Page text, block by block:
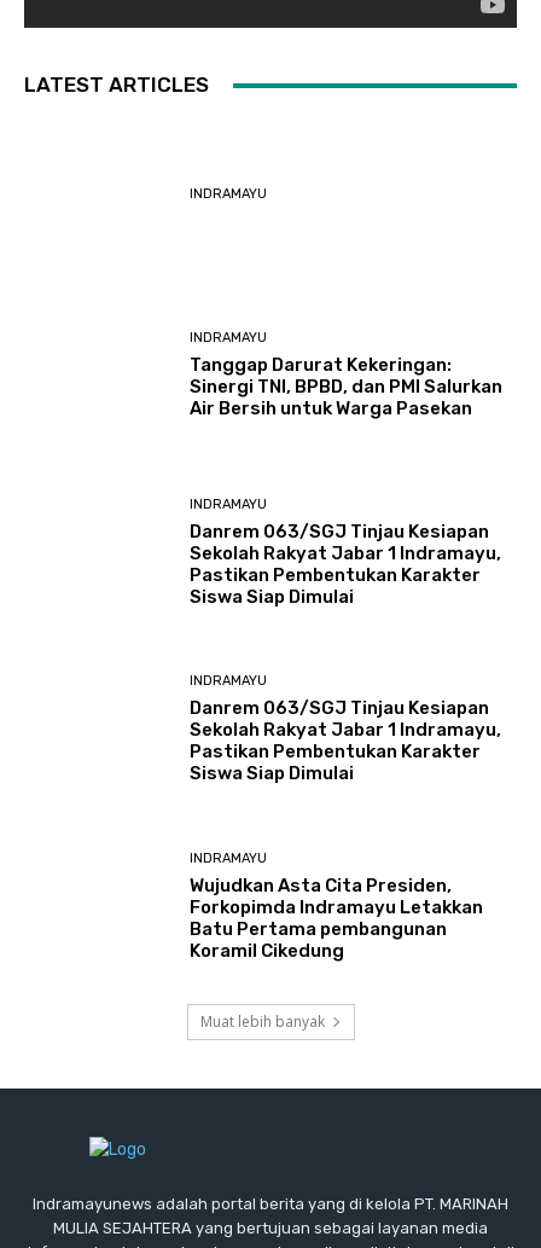
LATEST ARTICLES
INDRAMAYU
INDRAMAYU
​Tanggap Darurat Kekeringan:
Sinergi TNI, BPBD, dan PMI Salurkan
Air Bersih untuk Warga Pasekan
INDRAMAYU
Danrem 063/SGJ Tinjau Kesiapan
Sekolah Rakyat Jabar 1 Indramayu,
Pastikan Pembentukan Karakter
Siswa Siap Dimulai
INDRAMAYU
Danrem 063/SGJ Tinjau Kesiapan
Sekolah Rakyat Jabar 1 Indramayu,
Pastikan Pembentukan Karakter
Siswa Siap Dimulai
INDRAMAYU
​Wujudkan Asta Cita Presiden,
Forkopimda Indramayu Letakkan
Batu Pertama pembangunan
Koramil Cikedung
Muat lebih banyak
Indramayunews adalah portal berita yang di kelola PT. MARINAH
MULIA SEJAHTERA yang bertujuan sebagai layanan media